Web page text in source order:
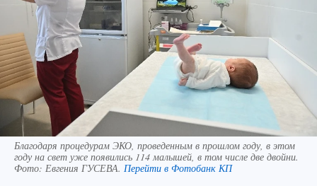
Благодаря процедурам ЭКО, проведенным в прошлом году, в этом
году на свет уже появились 114 малышей, в том числе две двойни.
Фото: Евгения ГУСЕВА. Перейти в Фотобанк КП